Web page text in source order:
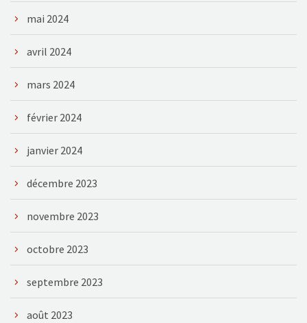
mai 2024
avril 2024
mars 2024
février 2024
janvier 2024
décembre 2023
novembre 2023
octobre 2023
septembre 2023
août 2023